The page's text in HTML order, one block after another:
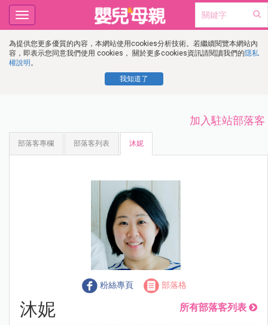
為提供您更多優質的內容，本網站使用cookies分析技術。若繼續閱覽本網站內
容，即表示您同意我們使用 cookies， 關於更多cookies資訊請閱讀我們的隱私
權說明 。
我知道了
Toggle
navigation
加入駐站部落客
部落客專欄 部落客列表 沐妮
粉絲專頁 部落格
沐妮 所有部落客列表